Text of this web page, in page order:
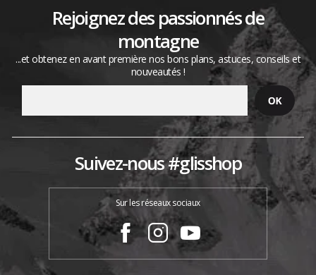
Rejoignez des passionnés de
montagne
...et obtenez en avant première nos bons plans, astuces, conseils et
nouveautés !
Suivez-nous #glisshop
Sur les réseaux sociaux